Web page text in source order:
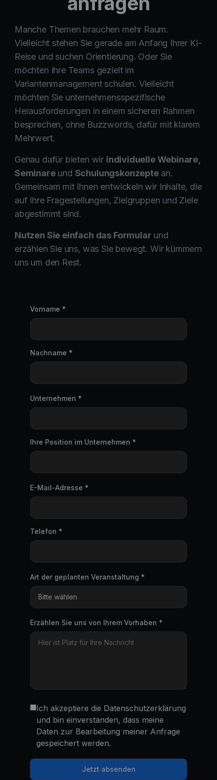
Manche Themen brauchen mehr Raum.
Vielleicht stehen Sie gerade am Anfang Ihrer KI-
Reise und suchen Orientierung. Oder Sie
möchten Ihre Teams gezielt im
Variantenmanagement schulen. Vielleicht
möchten Sie unternehmensspezifische
Herausforderungen in einem sicheren Rahmen
besprechen, ohne Buzzwords, dafür mit klarem
Mehrwert.
Genau dafür bieten wir individuelle Webinare,
Seminareund Schulungskonzeptean.
Gemeinsam mit Ihnen entwickeln wir Inhalte, die
auf Ihre Fragestellungen, Zielgruppen und Ziele
abgestimmt sind.
Nutzen Sie einfach das Formular und
erzählen Sie uns, was Sie bewegt. Wir kümmern
uns um den Rest.
Vorname *
Nachname *
Unternehmen *
Ihre Position im Unternehmen *
E-Mail-Adresse *
Telefon *
Art der geplanten Veranstaltung *
Erzählen Sie uns von Ihrem Vorhaben *
Ich akzeptiere die Datenschutzerklärung
und bin einverstanden, dass meine
Daten zur Bearbeitung meiner Anfrage
gespeichert werden.
Jetzt absenden